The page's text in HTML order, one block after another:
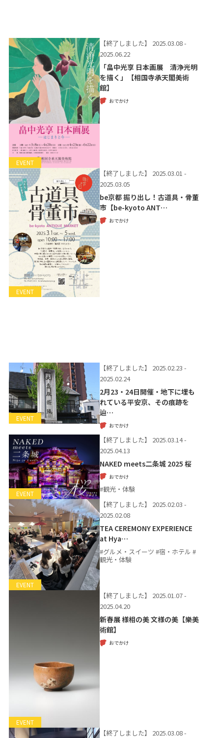
EVENT
【終了しました】
2025.03.08 -
2025.06.22
「畠中光享 日本画展 清浄光明
を描く」【相国寺承天閣美術
館】
おでかけ
EVENT
【終了しました】
2025.03.01 -
2025.03.05
be京都 掘り出し！古道具・骨董
市【be-kyoto ANT…
おでかけ
EVENT
【終了しました】
2025.02.23 -
2025.02.24
2月23・24日開催・地下に埋も
れている平安京、その痕跡を
辿…
おでかけ
EVENT
【終了しました】
2025.03.14 -
2025.04.13
NAKED meets二条城 2025 桜
おでかけ
#観光・体験
EVENT
【終了しました】
2025.02.03 -
2025.02.08
TEA CEREMONY EXPERIENCE
at Hya…
#グルメ・スイーツ #宿・ホテル #
観光・体験
EVENT
【終了しました】
2025.01.07 -
2025.04.20
新春展 様相の美 文様の美【樂美
術館】
おでかけ
【終了しました】
2025.03.08 -